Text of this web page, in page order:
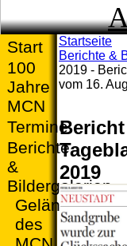
Start
100
Jahre
MCN
Termine
Berichte
&
Bildergalerien
des
Startseite
Berichte &
2019 -
vom 16.
2019